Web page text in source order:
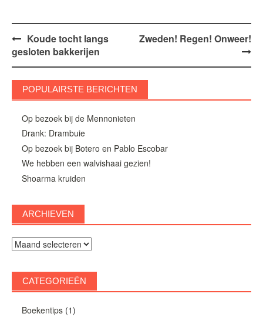
Bericht
navigatie
Koude tocht langs
gesloten bakkerijen
Zweden! Regen! Onweer!
POPULAIRSTE BERICHTEN
Op bezoek bij de Mennonieten
Drank: Drambuie
Op bezoek bij Botero en Pablo Escobar
We hebben een walvishaai gezien!
Shoarma kruiden
ARCHIEVEN
Archieven
CATEGORIEËN
Boekentips(1)